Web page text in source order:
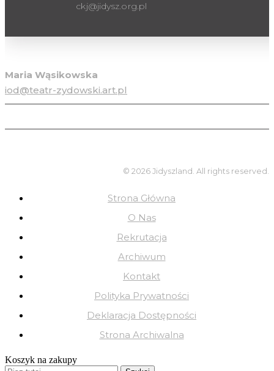
ckj@jidysz.org.pl
Maria Wąsikowska
iod@teatr-zydowski.art.pl
© 2026 Jidyszland. All rights reserved.
Strona Główna
O Nas
Rekrutacja
Archiwum
Kontakt
Polityka Prywatności
Deklaracja Dostępności
Strona Archiwalna
Koszyk na zakupy